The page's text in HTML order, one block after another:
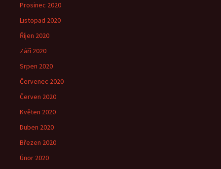
Prosinec 2020
Listopad 2020
Říjen 2020
Září 2020
Srpen 2020
Červenec 2020
Červen 2020
Květen 2020
Duben 2020
Březen 2020
Únor 2020